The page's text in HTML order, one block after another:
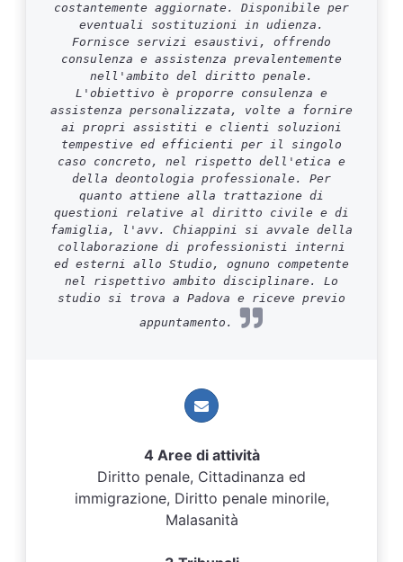
costantemente aggiornate. Disponibile per
eventuali sostituzioni in udienza.
Fornisce servizi esaustivi, offrendo
consulenza e assistenza prevalentemente
nell'ambito del diritto penale.
L'obiettivo è proporre consulenza e
assistenza personalizzata, volte a fornire
ai propri assistiti e clienti soluzioni
tempestive ed efficienti per il singolo
caso concreto, nel rispetto dell'etica e
della deontologia professionale. Per
quanto attiene alla trattazione di
questioni relative al diritto civile e di
famiglia, l'avv. Chiappini si avvale della
collaborazione di professionisti interni
ed esterni allo Studio, ognuno competente
nel rispettivo ambito disciplinare. Lo
studio si trova a Padova e riceve previo
appuntamento.
4 Aree di attività
Diritto penale, Cittadinanza ed
immigrazione, Diritto penale minorile,
Malasanità